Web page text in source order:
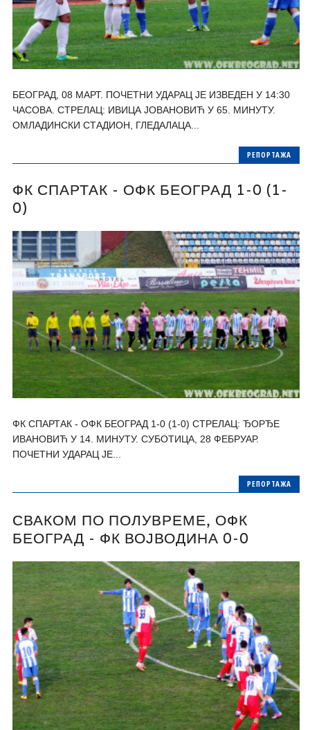
БЕОГРАД, 08 МАРТ. ПОЧЕТНИ УДАРАЦ ЈЕ ИЗВЕДЕН У 14:30
ЧАСОВА. СТРЕЛАЦ: ИВИЦА ЈОВАНОВИЋ У 65. МИНУТУ.
ОМЛАДИНСКИ СТАДИОН, ГЛЕДАЛАЦА...
РЕПОРТАЖА
ФК СПАРТАК - ОФК БЕОГРАД 1-0 (1-
0)
ФК СПАРТАК - ОФК БЕОГРАД 1-0 (1-0) СТРЕЛАЦ: ЂОРЂЕ
ИВАНОВИЋ У 14. МИНУТУ. СУБОТИЦА, 28 ФЕБРУАР.
ПОЧЕТНИ УДАРАЦ ЈЕ...
РЕПОРТАЖА
СВАКОМ ПО ПОЛУВРЕМЕ, ОФК
БЕОГРАД - ФК ВОЈВОДИНА 0-0